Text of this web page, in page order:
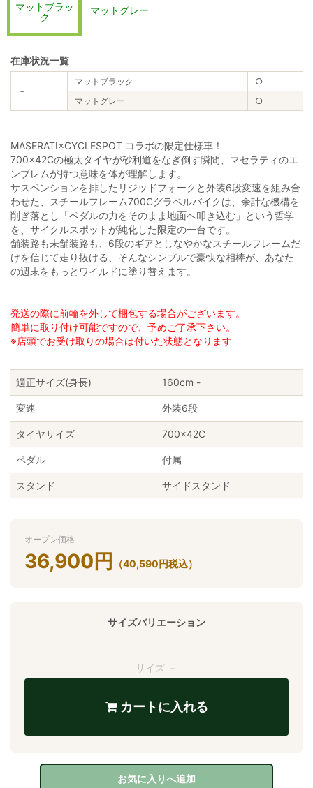
マットブラッ
ク
マットグレー
在庫状況一覧
－
マットブラック
○
マットグレー
○
MASERATI×CYCLESPOT コラボの限定仕様車！
700×42Cの極太タイヤが砂利道をなぎ倒す瞬間、マセラティのエ
ンブレムが持つ意味を体が理解します。
サスペンションを排したリジッドフォークと外装6段変速を組み合
わせた、スチールフレーム700Cグラベルバイクは、余計な機構を
削ぎ落とし「ペダルの力をそのまま地面へ叩き込む」という哲学
を、サイクルスポットが純化した限定の一台です。
舗装路も未舗装路も、6段のギアとしなやかなスチールフレームだ
けを信じて走り抜ける、そんなシンプルで豪快な相棒が、あなた
の週末をもっとワイルドに塗り替えます。
発送の際に前輪を外して梱包する場合がございます。
簡単に取り付け可能ですので、予めご了承下さい。
※店頭でお受け取りの場合は付いた状態となります
適正サイズ(身長) 160cm -
変速 外装6段
タイヤサイズ 700×42C
ペダル 付属
スタンド サイドスタンド
オープン価格
36,900 円 （40,590円税込）
サイズバリエーション
サイズ －
カートに入れる
お気に入りへ追加